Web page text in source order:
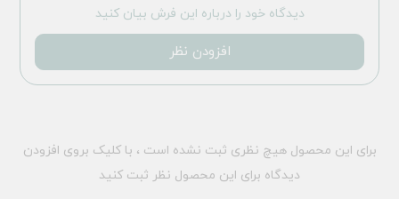
دیدگاه خود را درباره این فرش بیان کنید
افزودن نظر
برای این محصول هیچ نظری ثبت نشده است ، با کلیک بروی افزودن
دیدگاه برای این محصول نظر ثبت کنید